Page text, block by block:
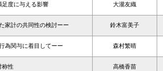
足度に与える影響 大瀧友織
家計の共同性の検討ーー 鈴木富美子
為関与に着目してーー 森村繁晴
称性 高橋香苗